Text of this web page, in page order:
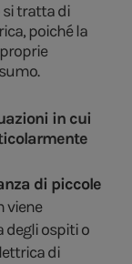
si tratta di
poiché la
in cui
di piccole
viene
degli ospiti o
di